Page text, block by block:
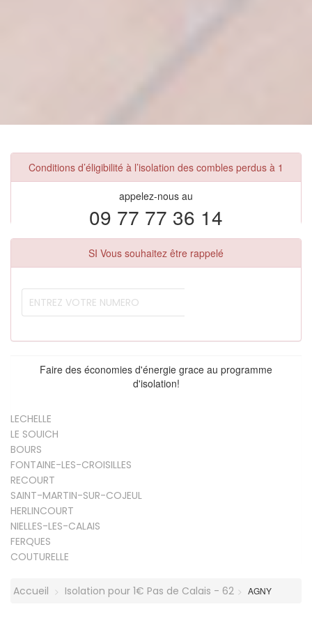
Conditions d’éligibilité à l’isolation des combles perdus à 1
appelez-nous au
09 77 77 36 14
SI Vous souhaitez être rappelé
Faire des économies d'énergie grace au programme
d'isolation!
LECHELLE
LE SOUICH
BOURS
FONTAINE-LES-CROISILLES
RECOURT
SAINT-MARTIN-SUR-COJEUL
HERLINCOURT
NIELLES-LES-CALAIS
FERQUES
COUTURELLE
Accueil Isolation pour 1€ Pas de Calais - 62 AGNY